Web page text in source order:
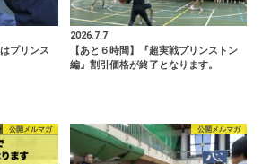
プリンス
2026.7.7
【あと６時間】『超実戦プリンストン
編』割引価格が終了となります。
公開メルマガ 公開メルマガ